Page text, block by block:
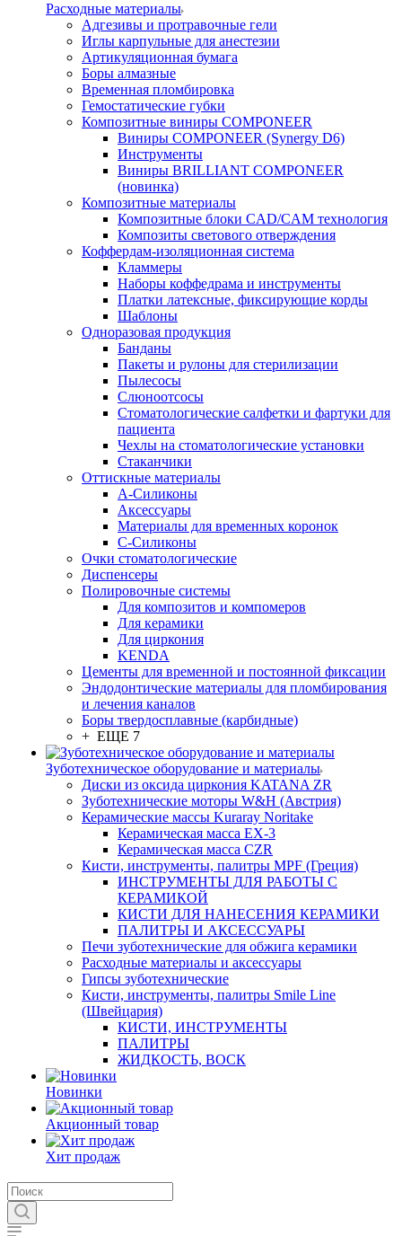
Расходные материалы
Адгезивы и протравочные гели
Иглы карпульные для анестезии
Артикуляционная бумага
Боры алмазные
Временная пломбировка
Гемостатические губки
Композитные виниры COMPONEER
Виниры COMPONEER (Synergy D6)
Инструменты
Виниры BRILLIANT COMPONEER
(новинка)
Композитные материалы
Композитные блоки CAD/СAM технология
Композиты светового отверждения
Коффердам-изоляционная система
Кламмеры
Наборы коффедрама и инструменты
Платки латексные, фиксирующие корды
Шаблоны
Одноразовая продукция
Банданы
Пакеты и рулоны для стерилизации
Пылесосы
Слюноотсосы
Стоматологические салфетки и фартуки для
пациента
Чехлы на стоматологические установки
Стаканчики
Оттискные материалы
А-Силиконы
Аксессуары
Материалы для временных коронок
С-Силиконы
Очки стоматологические
Диспенсеры
Полировочные системы
Для композитов и компомеров
Для керамики
Для циркония
KENDA
Цементы для временной и постоянной фиксации
Эндодонтические материалы для пломбирования
и лечения каналов
Боры твердосплавные (карбидные)
+ ЕЩЕ 7
Зуботехническое оборудование и материалы
Диски из оксида циркония KATANA ZR
Зуботехнические моторы W&H (Австрия)
Керамические массы Kuraray Noritake
Керамическая масса EX-3
Керамическая масса CZR
Кисти, инструменты, палитры MPF (Греция)
ИНСТРУМЕНТЫ ДЛЯ РАБОТЫ С
КЕРАМИКОЙ
КИСТИ ДЛЯ НАНЕСЕНИЯ КЕРАМИКИ
ПАЛИТРЫ И АКСЕССУАРЫ
Печи зуботехнические для обжига керамики
Расходные материалы и аксессуары
Гипсы зуботехнические
Кисти, инструменты, палитры Smile Line
(Швейцария)
КИСТИ, ИНСТРУМЕНТЫ
ПАЛИТРЫ
ЖИДКОСТЬ, ВОСК
Новинки
Акционный товар
Хит продаж